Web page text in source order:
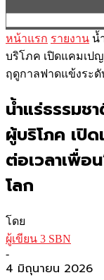
หน้าแรก รายงาน น้
บริโภค เปิดแคมเปญ
ฤดูกาลฟาดแข้งระดั
น้ำแร่ธรรมช
ผู้บริโภค เปิ
ต่อเวลาเพื่อ
โลก
โดย
ผู้เขียน 3 SBN
-
4 มิถุนายน 2026